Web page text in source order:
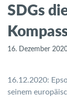
SDGs
16. Dezember
16.12.2020:
seinem